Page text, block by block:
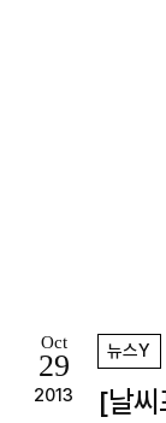
Oct
29
2013
뉴스Y
[날